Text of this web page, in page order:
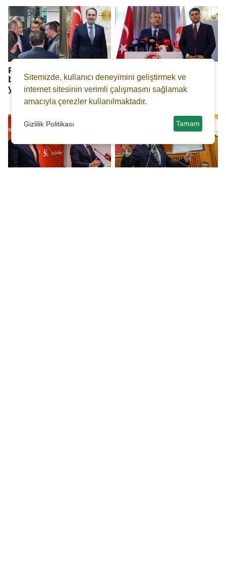
Pamuk, Erbakan ile
birlikte esnaf ziyareti
yaptı
iddia: Ankara'dan
savcılara telefon
gidiyor!
Sitemizde, kullanıcı deneyimini geliştirmek ve
internet sitesinin verimli çalışmasını sağlamak
amacıyla çerezler kullanılmaktadır.
Gizlilik Politikası Tamam